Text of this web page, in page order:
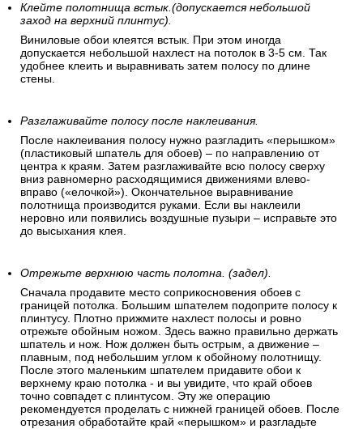
Клейте полотнища встык.(допускается небольшой
заход на верхний плинтус).
Виниловые обои клеятся встык. При этом иногда
допускается небольшой нахлест на потолок в 3-5 см. Так
удобнее клеить и выравнивать затем полосу по длине
стены.
Разглаживайте полосу после наклеивания.
После наклеивания полосу нужно разгладить «перышком»
(пластиковый шпатель для обоев) – по направлению от
центра к краям. Затем разглаживайте всю полосу сверху
вниз равномерно расходящимися движениями влево-
вправо («елочкой»). Окончательное выравнивание
полотнища производится руками. Если вы наклеили
неровно или появились воздушные пузыри – исправьте это
до высыхания клея.
Отрежьте верхнюю часть полотна. (задел).
Сначала продавите место соприкосновения обоев с
границей потолка. Большим шпателем подоприте полосу к
плинтусу. Плотно прижмите нахлест полосы и ровно
отрежьте обойным ножом. Здесь важно правильно держать
шпатель и нож. Нож должен быть острым, а движение –
плавным, под небольшим углом к обойному полотнищу.
После этого маленьким шпателем придавите обои к
верхнему краю потолка - и вы увидите, что край обоев
точно совпадет с плинтусом. Эту же операцию
рекомендуется проделать с нижней границей обоев. После
отрезания обработайте край «перышком» и разгладьте